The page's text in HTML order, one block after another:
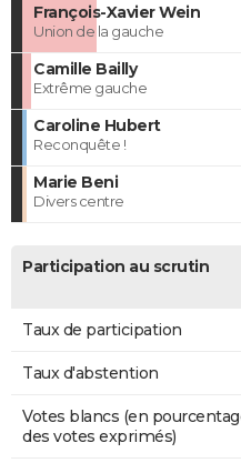
François-Xavier Wein
Union de la gauche
Camille Bailly
Extrême gauche
Caroline Hubert
Reconquête !
Marie Beni
Divers centre
Participation au scrutin
Taux de participation
Taux d'abstention
Votes blancs (en
des votes exprimés)